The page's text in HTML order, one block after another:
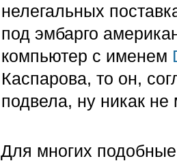
нелегальных
под эмбарго
компьютер с именем
Каспарова, то он,
подвела, ну никак
Для многих